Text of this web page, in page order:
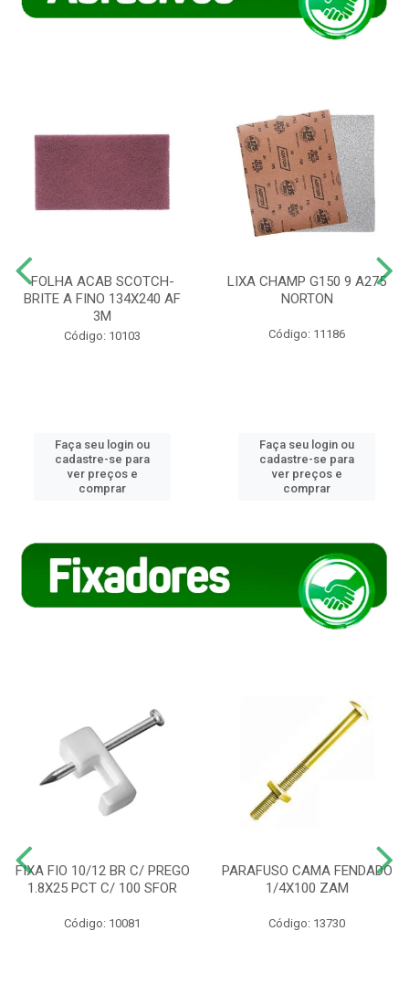
FOLHA ACAB SCOTCH-
BRITE A FINO 134X240 AF
3M
Código: 10103
Faça seu login ou
cadastre-se para
ver preços e
comprar
LIXA CHAMP G150 9 A275
NORTON
Código: 11186
Faça seu login ou
cadastre-se para
ver preços e
comprar
FIXA FIO 10/12 BR C/ PREGO
1.8X25 PCT C/ 100 SFOR
Código: 10081
PARAFUSO CAMA FENDADO
1/4X100 ZAM
Código: 13730